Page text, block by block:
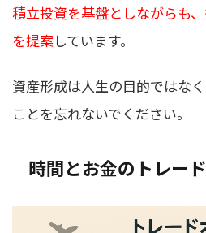
積立投資を基盤としながらも
を提案しています。
資産形成は人生の目的ではな
ことを忘れないでください。
時間とお金のトレー